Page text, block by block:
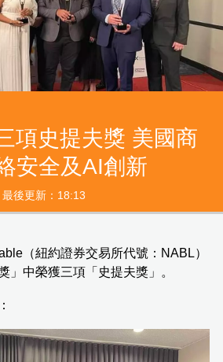
項史提夫獎 美國商
安全及AI創新
後更新：18:13
（紐約證券交易所代號：NABL）
」中榮獲三項「史提夫獎」。